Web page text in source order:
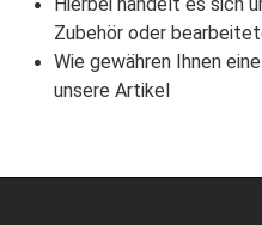
Zubehör oder
Wie gewähren Ihnen
unsere Artikel